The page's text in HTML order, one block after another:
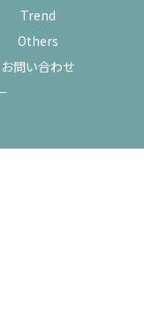
Trend
Others
お問い合わせ